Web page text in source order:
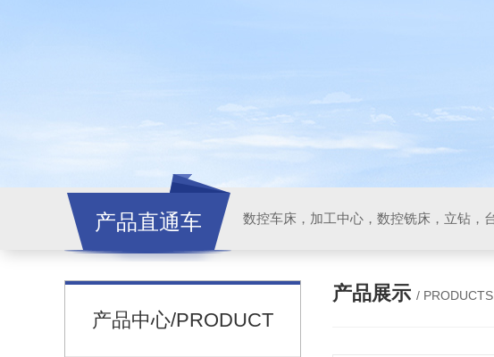
产品直通车
产品中心/PRODUCT
产品展示 / PRODUCTS